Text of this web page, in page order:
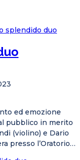
ed emozione
pubblico in merito
(violino) e Dario
presso l’Oratorio…